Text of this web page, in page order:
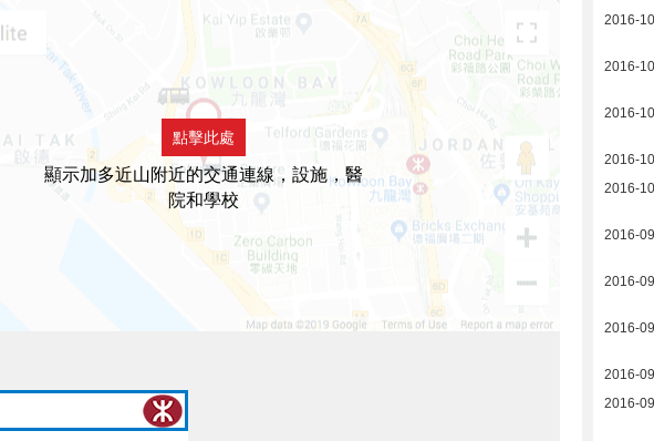
2016-
2016-
2016-
2016-
2016-
2016-
2016-
2016-
2016-
2016-
點擊此處
顯示加多近山附近的交通連線，設施，醫
院和學校